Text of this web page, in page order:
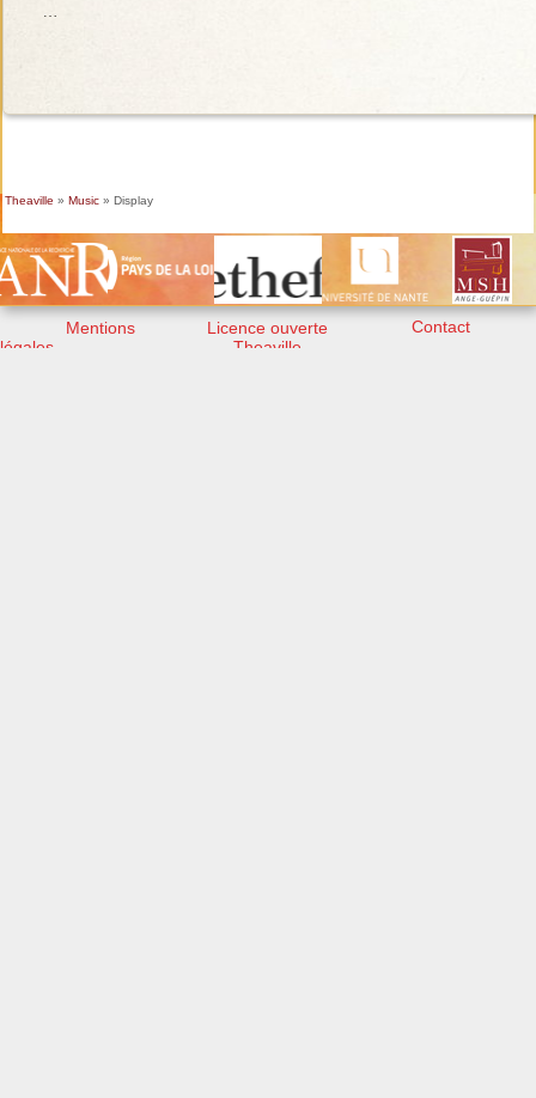
…
Theaville » Music» Display
Mentions
légales
Licence ouverte
Theaville
Contact